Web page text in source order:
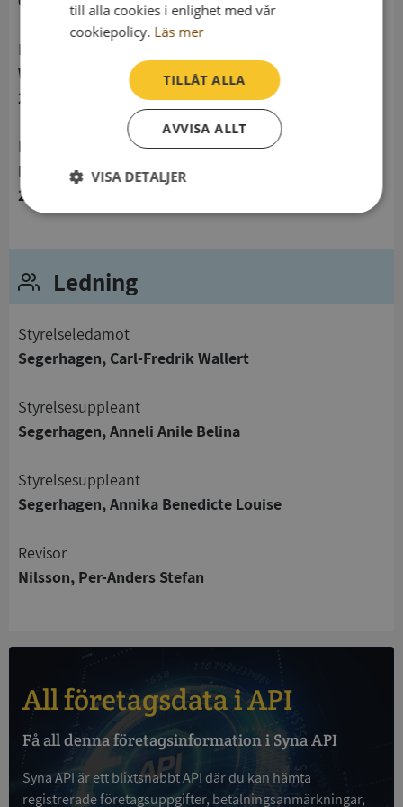
Wemmenhögsgatan 8
231 45 Trelleborg
Fraktvägen 19
231 62 Trelleborg
Ledning
Styrelseledamot
Segerhagen, Carl-Fredrik Wallert
Styrelsesuppleant
Segerhagen, Anneli Anile Belina
Styrelsesuppleant
Segerhagen, Annika Benedicte Louise
Revisor
Nilsson, Per-Anders Stefan
All företagsdata i API
Få all denna företagsinformation i Syna API
Syna API är ett blixtsnabbt API där du kan hämta
registrerade företagsuppgifter, betalningsanmärkningar,
till alla cookies i enlighet med vår
cookiepolicy. Läs mer
TILLÅT ALLA
AVVISA ALLT
VISA DETALJER
Strikt
Prestanda Inriktning
Funktioner
Strikt nödvändigt Prestanda
Strikt nödvändiga kakor tillåter
kärnwebbplatsfunktioner som användarinloggning
och kontohantering. Webbplatsen kan inte
Namn